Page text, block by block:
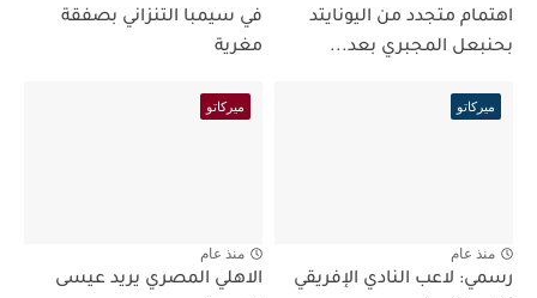
اهتمام متجدد من اليونايتد
بحنبعل المجبري بعد...
في سيمبا التنزاني بصفقة
مغرية
ميركاتو
منذ عام
رسمي: لاعب النادي الإفريقي
ميركاتو
منذ عام
الاهلي المصري يريد عيسى